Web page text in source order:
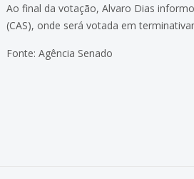
Ao final da votação, Alvaro Dias
(CAS), onde será votada em
Fonte: Agência Senado